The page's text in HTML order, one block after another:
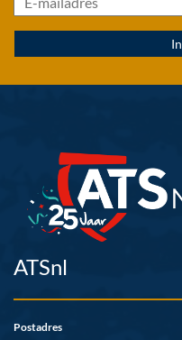
ATSnl
Postadres